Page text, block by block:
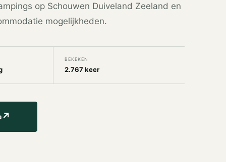
op Schouwen Duiveland Zeeland en
mogelijkheden.
BEKEKEN
2.767 keer
↗